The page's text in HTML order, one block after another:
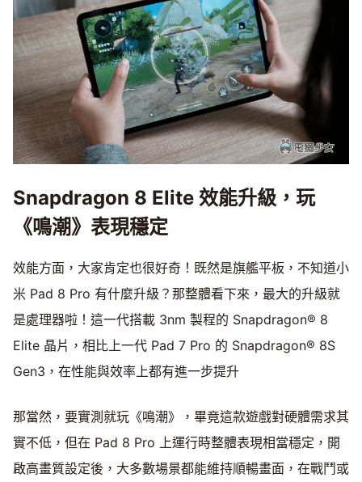
Snapdragon 8 Elite 效能升級，玩
《鳴潮》表現穩定
效能方面，大家肯定也很好奇！既然是旗艦平板，不知道小
米 Pad 8 Pro 有什麼升級？那整體看下來，最大的升級就
是處理器啦！這一代搭載 3nm 製程的 Snapdragon® 8
Elite 晶片，相比上一代 Pad 7 Pro 的 Snapdragon® 8S
Gen3，在性能與效率上都有進一步提升
那當然，要實測就玩《鳴潮》，畢竟這款遊戲對硬體需求其
實不低，但在 Pad 8 Pro 上運行時整體表現相當穩定，開
啟高畫質設定後，大多數場景都能維持順暢畫面，在戰鬥或